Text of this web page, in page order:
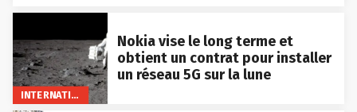
INTERNATIONAL
Nokia vise le long terme et
obtient un contrat pour installer
un réseau 5G sur la lune